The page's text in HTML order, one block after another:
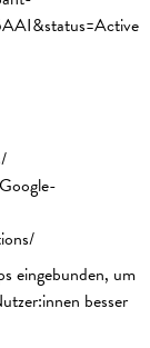
eingebunden, um
besser